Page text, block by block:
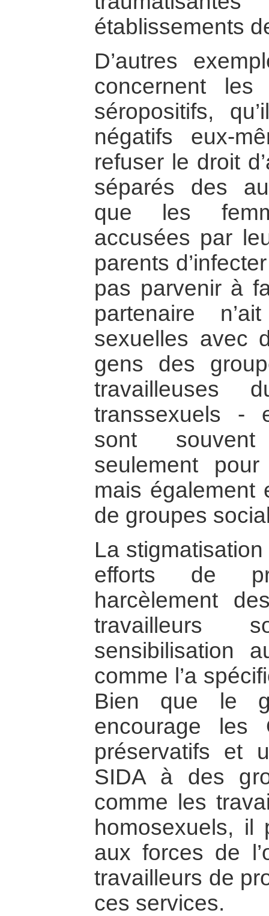
établissements
D’autres
concernent
séropositifs,
négatifs eux-
refuser le droit
séparés des
que les
accusées par
parents
pas parvenir à
partenaire
sexuelles avec
gens des
transsexuels -
sont
seulement
mais également
de groupes
La
efforts de
harcèlement
travailleurs
sensibilisation
comme l’a
Bien que le
encourage
préservatifs et
SIDA à des
comme les
homosexuels, il
aux forces de
travailleurs de
ces services.